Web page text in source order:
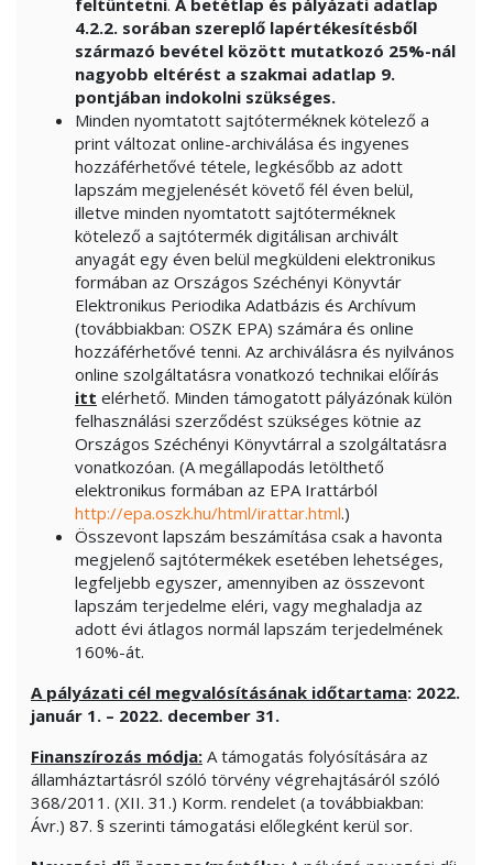
feltüntetni. A betétlap és pályázati adatlap
4.2.2. sorában szereplő lapértékesítésből
származó bevétel között mutatkozó 25%-nál
nagyobb eltérést a szakmai adatlap 9.
pontjában indokolni szükséges.
Minden nyomtatott sajtóterméknek kötelező a
print változat online-archiválása és ingyenes
hozzáférhetővé tétele, legkésőbb az adott
lapszám megjelenését követő fél éven belül,
illetve minden nyomtatott sajtóterméknek
kötelező a sajtótermék digitálisan archivált
anyagát egy éven belül megküldeni elektronikus
formában az Országos Széchényi Könyvtár
Elektronikus Periodika Adatbázis és Archívum
(továbbiakban: OSZK EPA) számára és online
hozzáférhetővé tenni. Az archiválásra és nyilvános
online szolgáltatásra vonatkozó technikai előírás
itt elérhető. Minden támogatott pályázónak külön
felhasználási szerződést szükséges kötnie az
Országos Széchényi Könyvtárral a szolgáltatásra
vonatkozóan. (A megállapodás letölthető
elektronikus formában az EPA Irattárból
http://epa.oszk.hu/html/irattar.html.)
Összevont lapszám beszámítása csak a havonta
megjelenő sajtótermékek esetében lehetséges,
legfeljebb egyszer, amennyiben az összevont
lapszám terjedelme eléri, vagy meghaladja az
adott évi átlagos normál lapszám terjedelmének
160%-át.
A pályázati cél megvalósításának időtartama: 2022.
január 1. – 2022. december 31.
Finanszírozás módja: A támogatás folyósítására az
államháztartásról szóló törvény végrehajtásáról szóló
368/2011. (XII. 31.) Korm. rendelet (a továbbiakban:
Ávr.) 87. § szerinti támogatási előlegként kerül sor.